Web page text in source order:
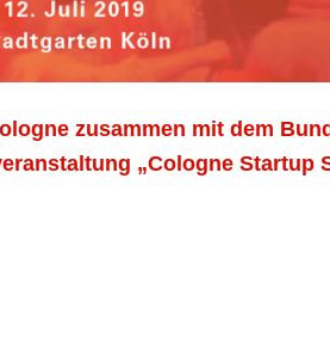
zusammen mit dem
„Cologne Startup